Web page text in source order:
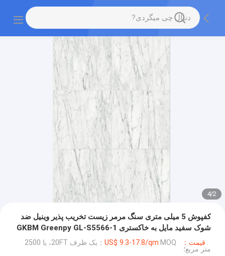
2
/
4
کفپوش 5 میلی متری سنگ مرمر زیست تخریب پذیر وینیل ضد
شوک سفید مایل به خاکستری GKBM Greenpy GL-S5566-1
قیمت：US$ 9.3-17.8/qm MOQ：یک ظرف 20FT، یا 2500
متر مربع؛